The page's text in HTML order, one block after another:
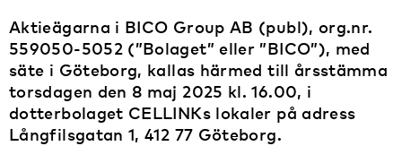
Aktieägarna i BICO Group AB (publ), org.nr.
559050-5052 (”Bolaget” eller ”BICO”), med
säte i Göteborg, kallas härmed till årsstämma
torsdagen den 8 maj 2025 kl. 16.00, i
dotterbolaget CELLINKs lokaler på adress
Långfilsgatan 1, 412 77 Göteborg.